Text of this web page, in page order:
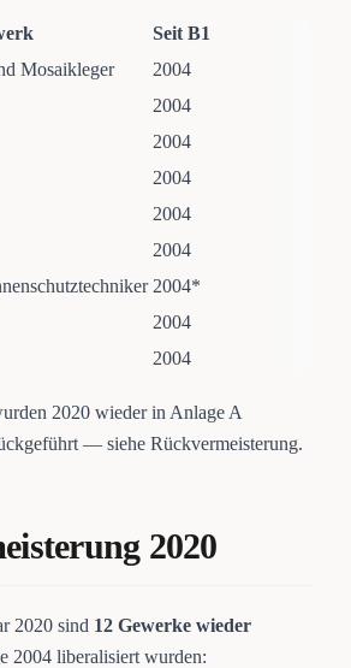
Seit B1
Mosaikleger
2004
2004
2004
2004
2004
2004
2004*
2004
2004
2020 wieder in Anlage A
— siehe Rückvermeisterung.
2020
2020 sind 12 Gewerke wieder
2004 liberalisiert wurden: